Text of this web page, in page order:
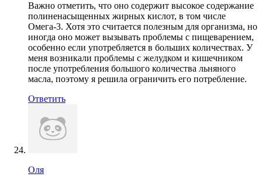
Важно отметить, что оно содержит высокое содержание
полиненасыщенных жирных кислот, в том числе
Омега-3. Хотя это считается полезным для организма, но
иногда оно может вызывать проблемы с пищеварением,
особенно если употребляется в больших количествах. У
меня возникали проблемы с желудком и кишечником
после употребления большого количества льняного
масла, поэтому я решила ограничить его потребление.
Ответить
Оля